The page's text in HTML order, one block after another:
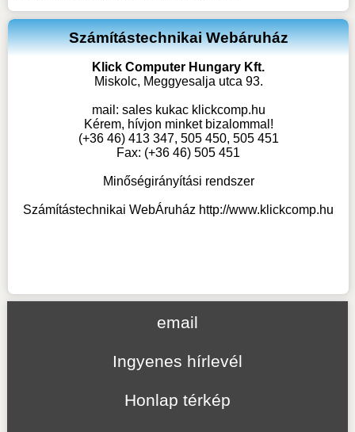
Számítástechnikai Webáruház
Klick Computer Hungary Kft.
Miskolc, Meggyesalja utca 93.
mail: sales kukac klickcomp.hu
Kérem, hívjon minket bizalommal!
(+36 46) 413 347, 505 450, 505 451
Fax: (+36 46) 505 451
Minőségirányítási rendszer
Számítástechnikai WebÁruház http://www.klickcomp.hu
email
Ingyenes hírlevél
Honlap térkép